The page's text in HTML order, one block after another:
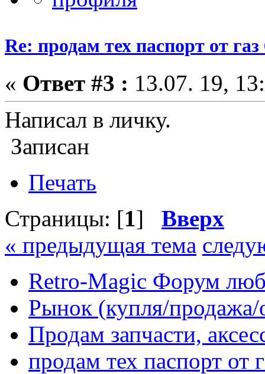
Re: продам тех паспорт от
« Ответ #3 : 13.07. 19,
Написал в личку.
Записан
Печать
Страницы: [1] Вверх
« предыдущая тема
Retro-Magic Форум
Рынок (купля/продажа/
Продам запчасти,
продам тех паспорт от